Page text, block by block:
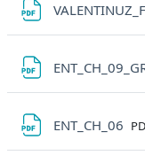
ENT_CH_06 File